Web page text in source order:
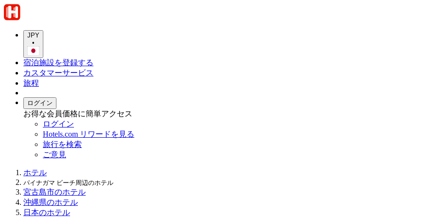
JPY
•
宿泊施設を登録する
カスタマーサービス
旅程
ログイン
お得な会員価格に簡単アクセス
ログイン
Hotels.com リワードを見る
旅行を検索
ご意見
ホテル
パイナガマ ビーチ周辺のホテル
宮古島市のホテル
沖縄県のホテル
日本のホテル